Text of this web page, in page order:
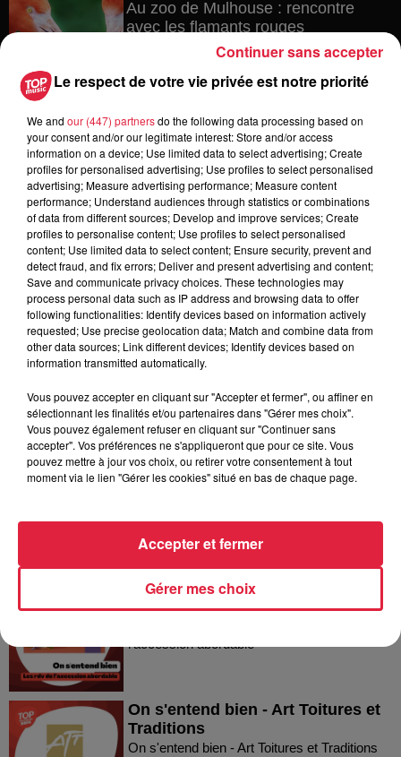
Au zoo de Mulhouse : rencontre
avec les flamants rouges
Les dernières infos sur la venue du
pape à Metz en septembre
5 août 2026
Europa-Park : des précisons sur
l’après Euro-Mir
Dans la même série
On s'entend bien - la Ligue contre
le Cancer du Bas-Rhin
du Bas-Rhin
On s'entend bien - Les Rendez-
Vous de l'accession abordable
l'accession abordable
On s'entend bien - Art Toitures et
Traditions
On s'entend bien - Art Toitures et Traditions
Le respect de votre vie privée est notre priorité
We and our (447) partnersdo the following data processing based on
your consent and/or our legitimate interest: Store and/or access
information on a device; Use limited data to select advertising; Create
profiles for personalised advertising; Use profiles to select personalised
advertising; Measure advertising performance; Measure content
performance; Understand audiences through statistics or combinations
of data from different sources; Develop and improve services; Create
profiles to personalise content; Use profiles to select personalised
content; Use limited data to select content; Ensure security, prevent and
detect fraud, and fix errors; Deliver and present advertising and content;
Save and communicate privacy choices. These technologies may
process personal data such as IP address and browsing data to offer
following functionalities: Identify devices based on information actively
requested; Use precise geolocation data; Match and combine data from
other data sources; Link different devices; Identify devices based on
information transmitted automatically.
Vous pouvez accepter en cliquant sur "Accepter et fermer", ou affiner en
sélectionnant les finalités et/ou partenaires dans "Gérer mes choix".
Vous pouvez également refuser en cliquant sur "Continuer sans
accepter". Vos préférences ne s'appliqueront que pour ce site. Vous
pouvez mettre à jour vos choix, ou retirer votre consentement à tout
moment via le lien "Gérer les cookies" situé en bas de chaque page.
Gérer mes choix
Accepter et fermer
Continuer sans accepter